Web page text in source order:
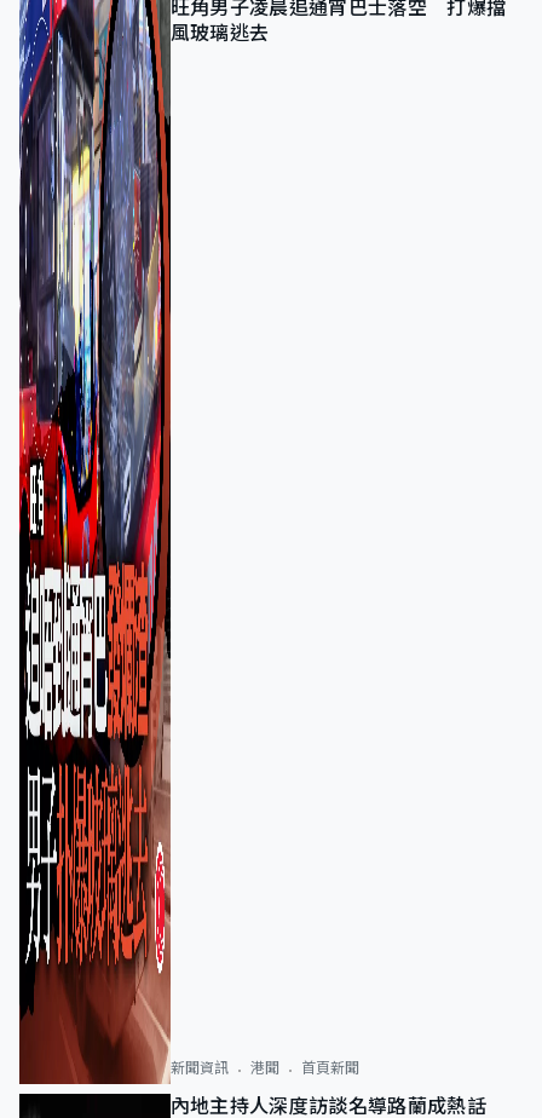
旺角男子凌晨追通宵巴士落空 打爆擋
風玻璃逃去
新聞資訊 港聞 首頁新聞
內地主持人深度訪談名導路蘭成熱話